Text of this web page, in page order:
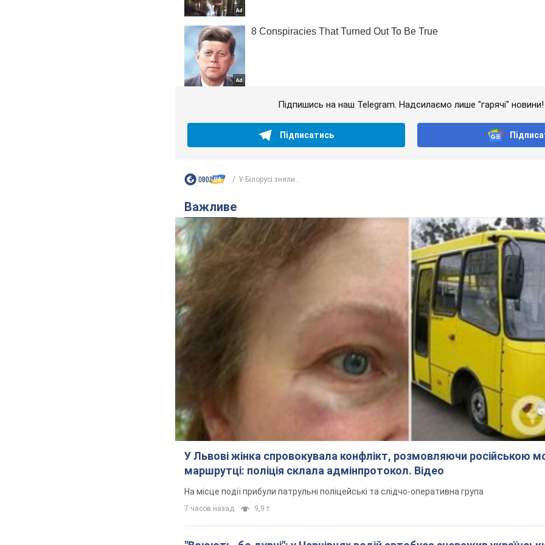
Підпишись на наш Telegram. Надсилаємо лише "гарячі" новини!
Підписатись
У Білорусі зняли...
Важливе
У Львові жінка спровокувала конфлікт, розмовляючи російською
маршрутці: поліція склала адмінпротокол. Відео
На місце події прибули патрульні поліцейські та слідчо-оперативна група
7 часов назад 9,9 т.